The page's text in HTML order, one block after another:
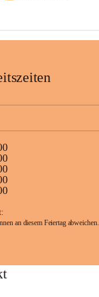
an diesem Feiertag abweichen.